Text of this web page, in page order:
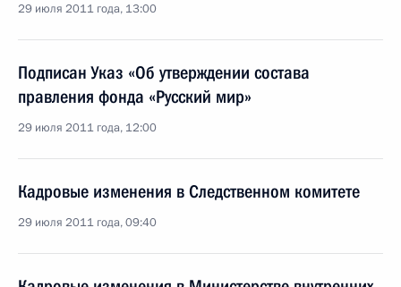
29 июля 2011 года, 13:00
Подписан Указ «Об утверждении состава
правления фонда «Русский мир»
29 июля 2011 года, 12:00
Кадровые изменения в Следственном комитете
29 июля 2011 года, 09:40